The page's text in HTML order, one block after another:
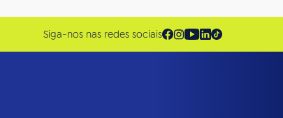
Siga-nos nas redes sociais